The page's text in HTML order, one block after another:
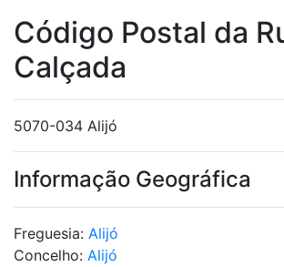
Código Postal da
Calçada
5070-034 Alijó
Informação Geográfica
Freguesia: Alijó
Concelho: Alijó